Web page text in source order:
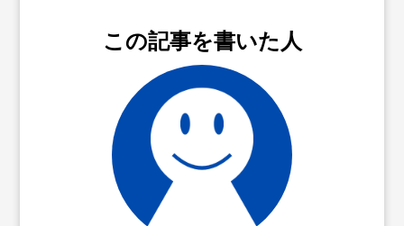
この記事を書いた人